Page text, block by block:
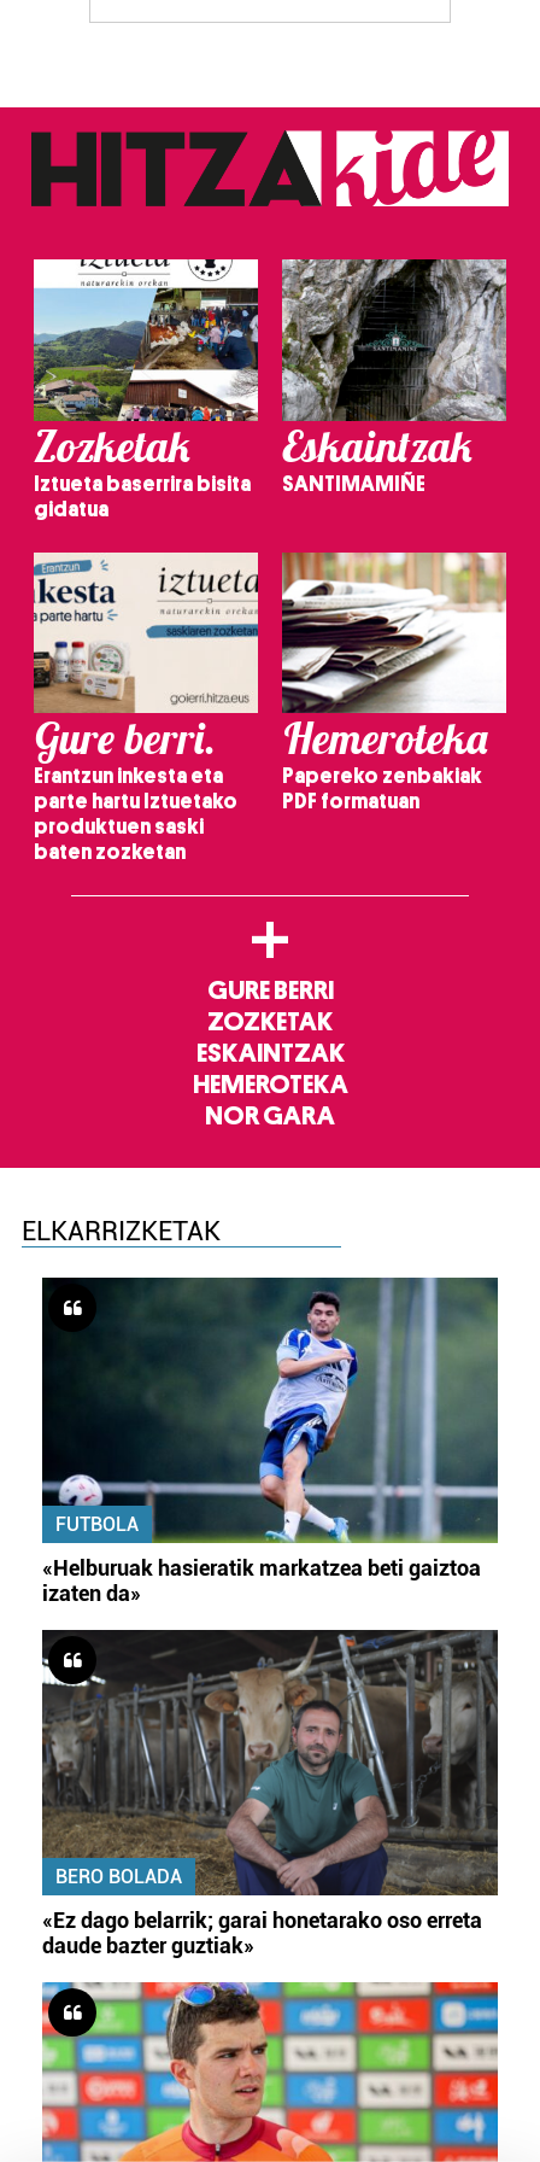
Zozketak
Iztueta baserrira bisita
gidatua
Eskaintzak
SANTIMAMIÑE
Gure berri.
Erantzun inkesta eta
parte hartu Iztuetako
produktuen saski
baten zozketan
Hemeroteka
Papereko zenbakiak
PDF formatuan
+
GURE BERRI
ZOZKETAK
ESKAINTZAK
HEMEROTEKA
NOR GARA
ELKARRIZKETAK
FUTBOLA
«Helburuak hasieratik markatzea beti gaiztoa
izaten da»
BERO BOLADA
«Ez dago belarrik; garai honetarako oso erreta
daude bazter guztiak»